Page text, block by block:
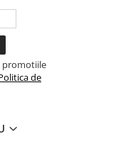
ușor de
include:
cu spumă, spălare
promotiile
de